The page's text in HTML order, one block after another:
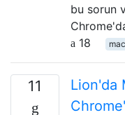
bu sorun
18
11
Lion'da